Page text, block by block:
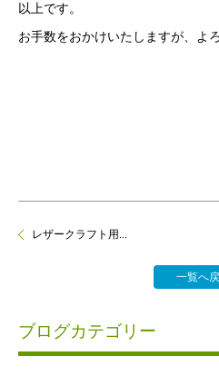
以上です。
お手数をおかけいたしますが、よ
レザークラフト用...
一覧へ
ブログカテゴリー